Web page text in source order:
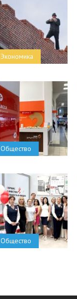
Экономика
Общество
Общество